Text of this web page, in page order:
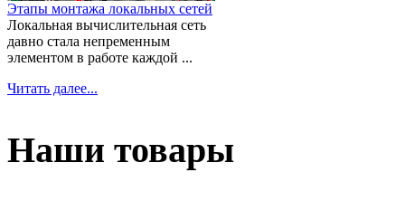
Этапы монтажа локальных сетей
Локальная вычислительная сеть
давно стала непременным
элементом в работе каждой ...
Читать далее...
Наши товары